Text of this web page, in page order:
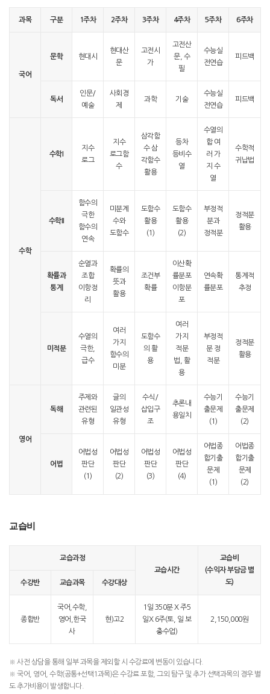
과목 구분 1주차 2주차 3주차 4주차 5주차 6주차
국어
문학 현대시
현대산
문
고전시
가
고전산
문, 수
필
수능실
전연습
피드백
독서
인문/
예술
사회경
제
과학 기술
수능실
전연습
피드백
수학
수학I
지수
로그
지수
로그함
수
삼각함
수 삼
각함수
활용
등차
등비수
열
수열의
합 여
러 가
지 수
열
수학적
귀납법
수학II
함수의
극한
함수의
연속
미분계
수와
도함수
도함수
활용
(1)
도함수
활용
(2)
부정적
분과
정적분
정적분
활용
확률과
통계
순열과
조합
이항정
리
확률의
뜻과
활용
조건부
확률
이산확
률분포
이항분
포
연속확
률분포
통계적
추정
미적분
수열의
극한,
급수
여러
가지
함수의
미분
도함수
의 활
용
여러
가지
적분
법, 활
용
부정적
분 정
적분
정적분
활용
영어
독해
주제와
관련된
유형
글의
일관성
유형
수식/
삽입구
조
추론내
용일치
수능기
출문제
(1)
수능기
출문제
(2)
어법
어법성
판단
(1)
어법성
판단
(2)
어법성
판단
(3)
어법성
판단
(4)
어법종
합기출
문제
(1)
어법종
합기출
문제
(2)
교습비
교습과정
교습시간
교습비
(수익자 부담금 별
도)
수강반 교습과목 수강대상
종합반
국어,수학,
영어,한국
사
현)고2
1일 350분 X 주5
일X 6주(토, 일 보
충수업)
2,150,000원
※ 사전 상담을 통해 일부 과목을 제외할 시 수강료에 변동이 있습니다.
※ 국어, 영어, 수학(공통+선택1과목)은 수강료 포함, 그외 탐구 및 추가 선택과목의 경우 별
도 추가비용이 발생합니다.